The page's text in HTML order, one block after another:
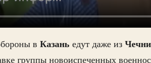
в Казань едут даже из
группы новоиспеченных